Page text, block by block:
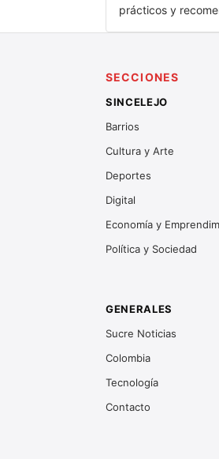
prácticos y
SECCIONES
SINCELEJO
Barrios
Cultura y Arte
Deportes
Digital
Economía y
Política y Sociedad
GENERALES
Sucre Noticias
Colombia
Tecnología
Contacto